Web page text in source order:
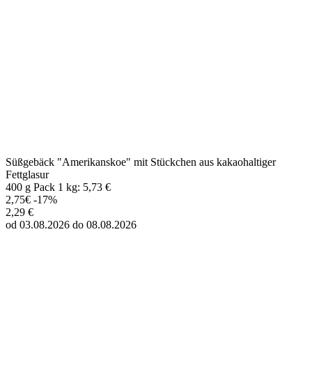
Süßgebäck "Amerikanskoe" mit Stückchen aus kakaohaltiger
Fettglasur
400 g Pack 1 kg: 5,73 €
2,75€ -17%
2,29 €
od 03.08.2026 do 08.08.2026